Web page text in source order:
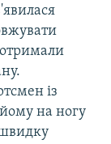
із
на ногу